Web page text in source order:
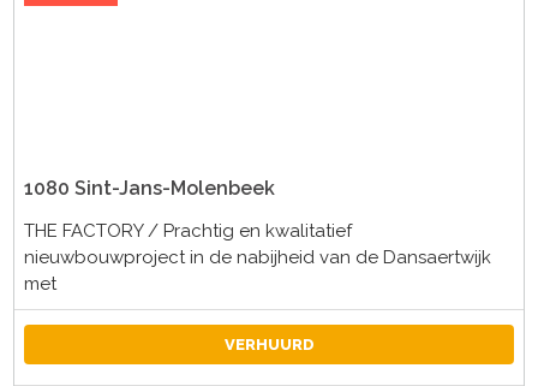
1080 Sint-Jans-Molenbeek
THE FACTORY / Prachtig en kwalitatief
nieuwbouwproject in de nabijheid van de Dansaertwijk
met
VERHUURD